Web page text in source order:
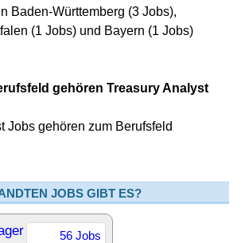
Baden-Württemberg (3 Jobs),
(1 Jobs) und Bayern (1 Jobs)
gehören Treasury Analyst
Jobs gehören zum Berufsfeld
JOBS GIBT ES?
56 Jobs